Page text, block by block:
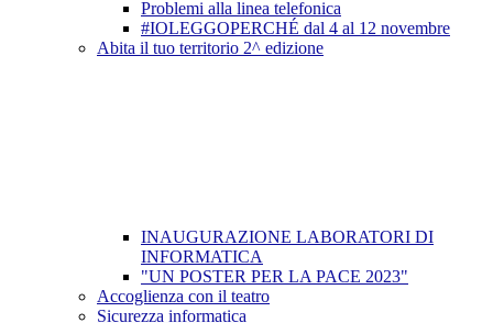
Problemi alla linea telefonica
#IOLEGGOPERCHÉ dal 4 al 12 novembre
Abita il tuo territorio 2^ edizione
INAUGURAZIONE LABORATORI DI
INFORMATICA
"UN POSTER PER LA PACE 2023"
Accoglienza con il teatro
Sicurezza informatica